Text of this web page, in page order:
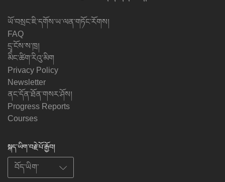
ཡོ་བསྲང་ཇི་དགོས་ཡ་ལན་གཏོང་རོགས།
FAQ
དྲྭ་ངོས་ས་ཁྲ།
མིང་ཚིག་རིའུ་མིག
Privacy Policy
Newsletter
ནང་དོན་ཐོན་གསར་ཤོས།
Progress Reports
Courses
སྐད་ཡིག་བརྗེ་པོ་རྒྱོབ།